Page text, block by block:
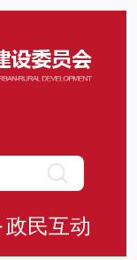
政民互动